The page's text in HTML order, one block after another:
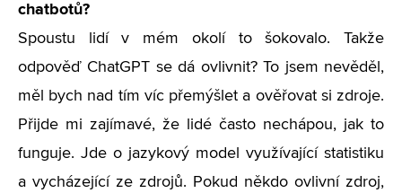
chatbotů?
Spoustu lidí v mém okolí to šokovalo. Takže
odpověď ChatGPT se dá ovlivnit? To jsem nevěděl,
měl bych nad tím víc přemýšlet a ověřovat si zdroje.
Přijde mi zajímavé, že lidé často nechápou, jak to
funguje. Jde o jazykový model využívající statistiku
a vycházející ze zdrojů. Pokud někdo ovlivní zdroj,